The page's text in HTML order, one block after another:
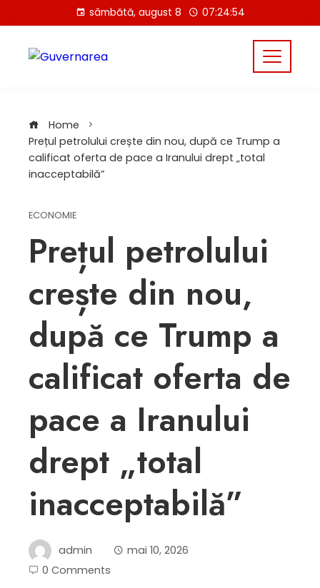
to
content
sâmbătă, august 8 07:24:54
Home
Prețul petrolului crește din nou, după ce Trump a
calificat oferta de pace a Iranului drept „total
inacceptabilă”
ECONOMIE
Prețul petrolului
crește din nou,
după ce Trump a
calificat oferta de
pace a Iranului
drept „total
inacceptabilă”
admin
mai 10, 2026
0 Comments